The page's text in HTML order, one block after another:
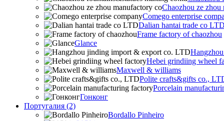
Chaozhou ze zhou
Comego enterprise
Dalian hantai trade co LTD
Frame factory of chaozhou
Glance
Hebei grindiing wheel
Maxwell & williams
Polite crafts&gifts co.,
Porcelain
Гонконг
Португалия (2)
Bordallo Pinheiro